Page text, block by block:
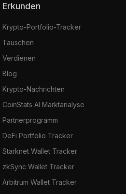
Erkunden
Krypto-Portfolio-Tracker
Tauschen
Verdienen
Blog
Krypto-Nachrichten
CoinStats AI Marktanalyse
Partnerprogramm
DeFi Portfolio Tracker
Starknet Wallet Tracker
zkSync Wallet Tracker
Arbitrum Wallet Tracker